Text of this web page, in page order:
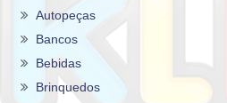
Autopeças
Bancos
Bebidas
Brinquedos